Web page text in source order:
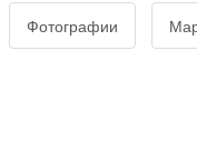
Фотографии